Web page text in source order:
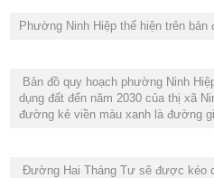
Phường Ninh Hiệp thể hiện trên bản
Bản đồ quy hoạch phường Ninh
dụng đất đến năm 2030 của thị xã
đường kẻ viền màu xanh là đường
Đường Hai Tháng Tư sẽ được kéo